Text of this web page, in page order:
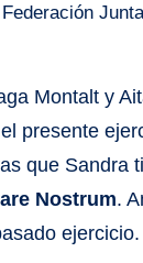
Montalt y
presente
que Sandra
Nostrum.
ejercicio.